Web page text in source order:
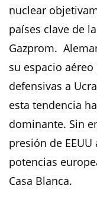
nuclear
países clave de
Gazprom.
su espacio
defensivas a
esta tendencia
dominante. Sin
presión de
potencias
Casa Blanca.